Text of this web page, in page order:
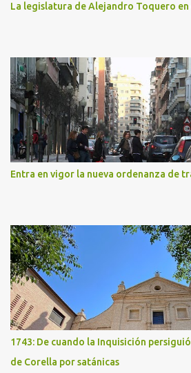
La legislatura de Alejandro Toquero
Entra en vigor la nueva ordenanza de
1743: De cuando la Inquisición
de Corella por satánicas